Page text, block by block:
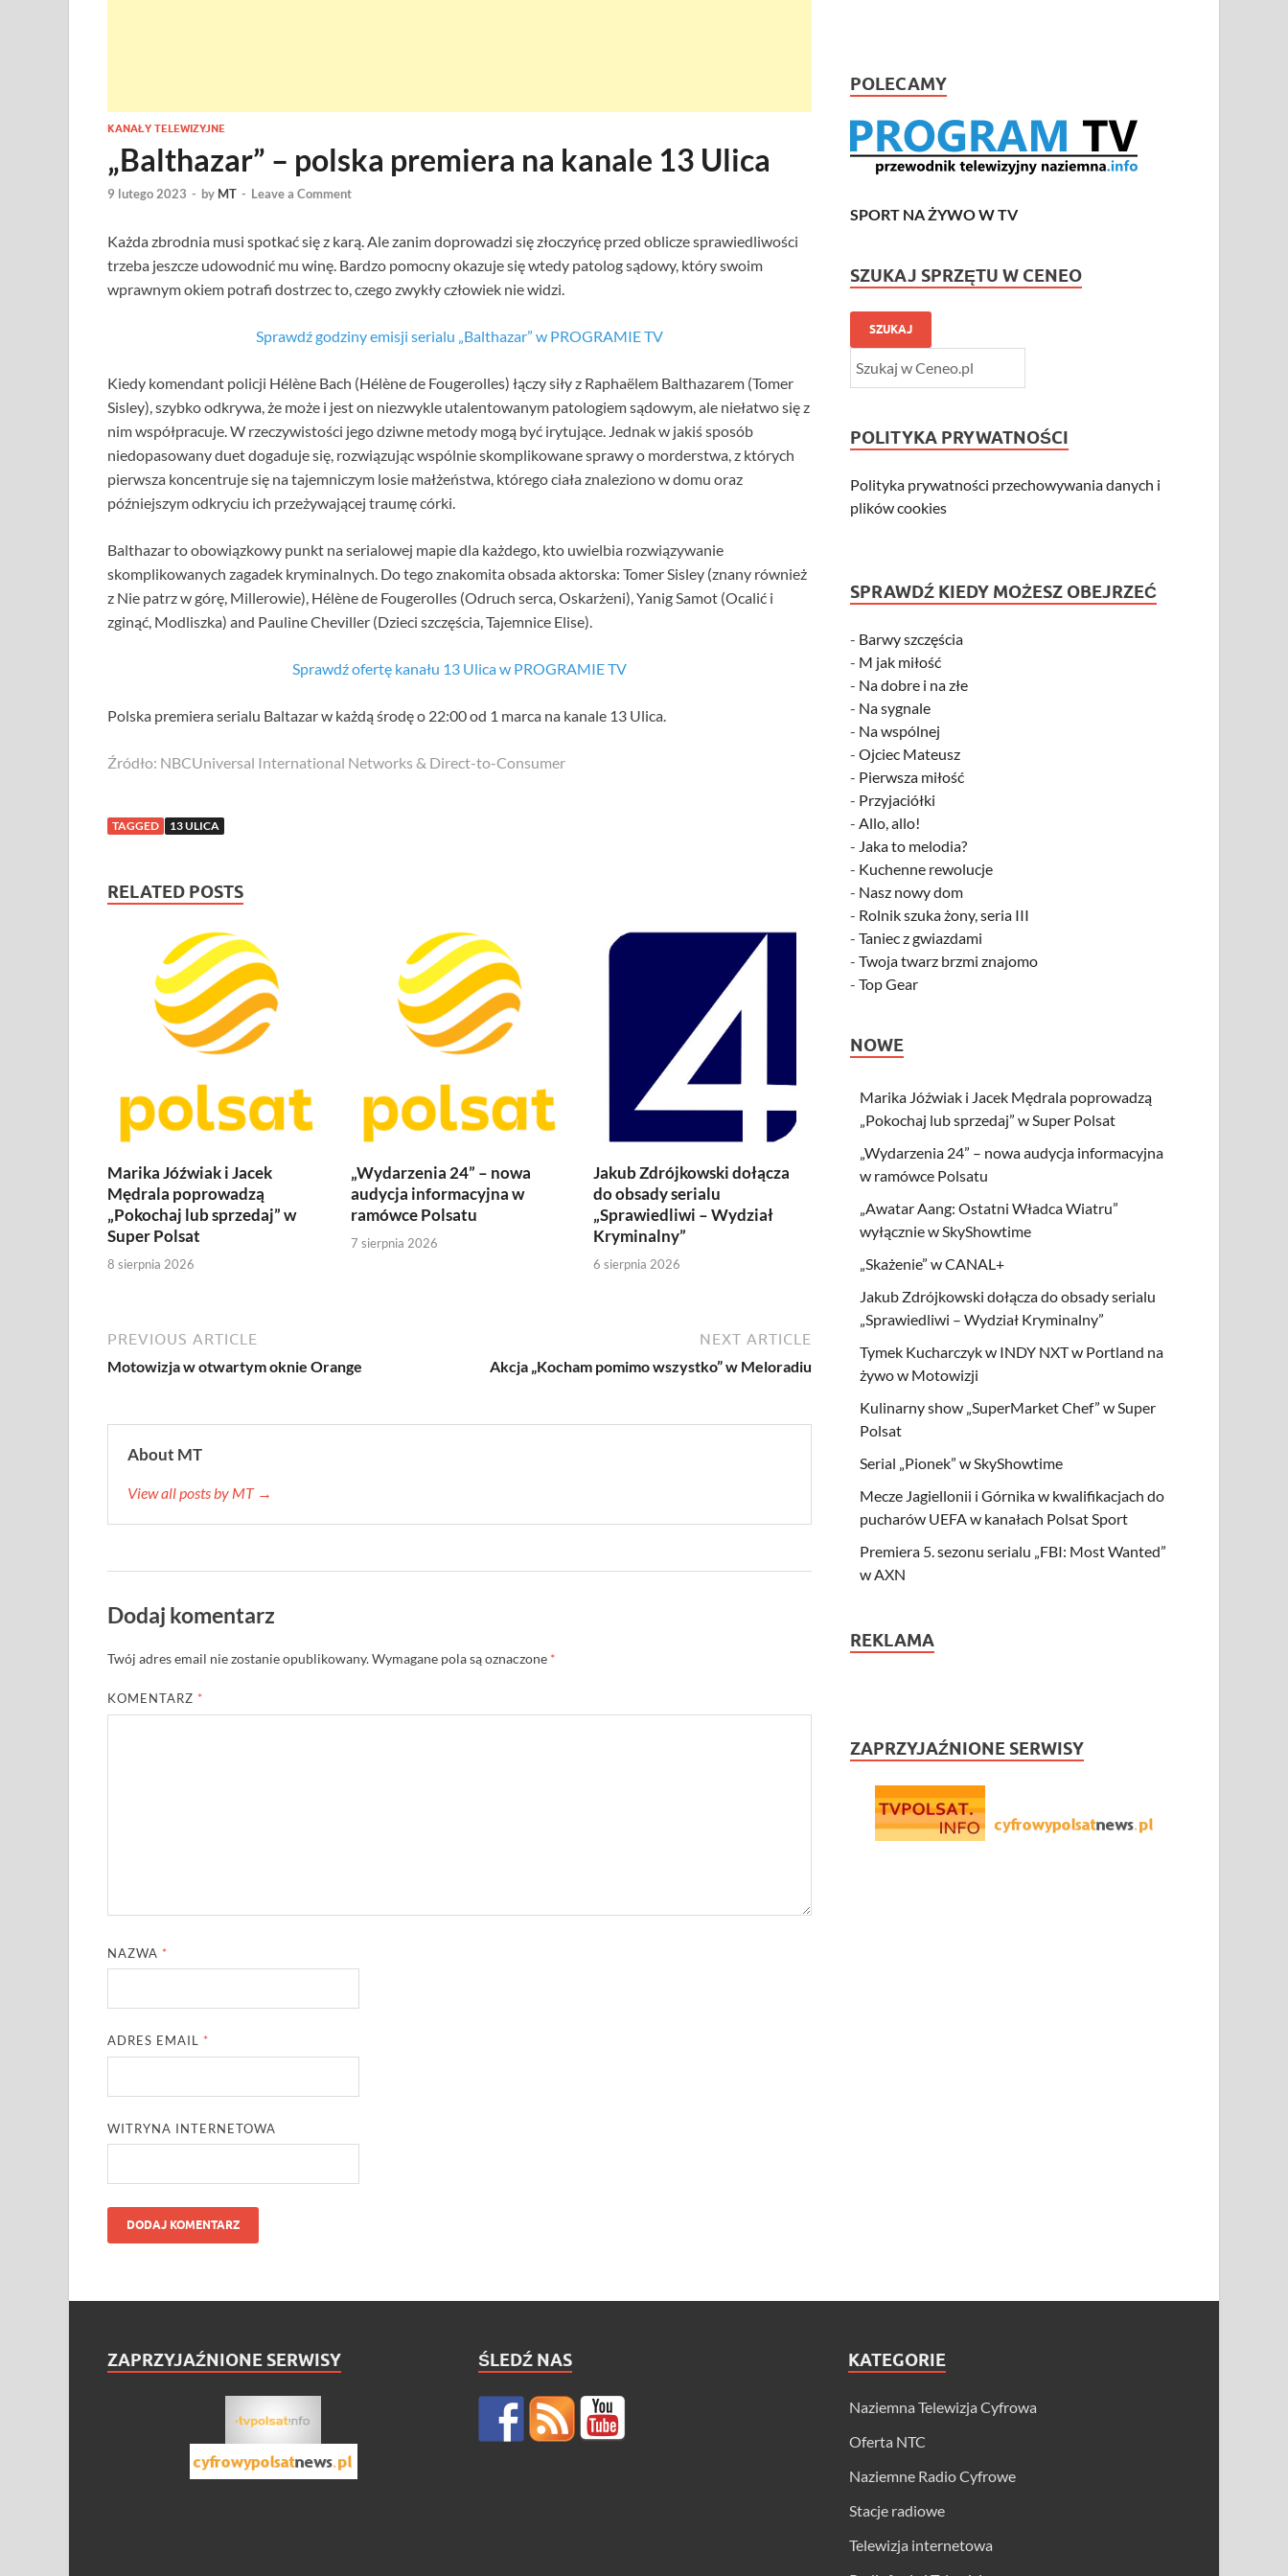
KANAŁY TELEWIZYJNE
„Balthazar” – polska premiera na kanale 13 Ulica
9 lutego 2023 - by MT - Leave a Comment
Każda zbrodnia musi spotkać się z karą. Ale zanim doprowadzi się złoczyńcę przed oblicze sprawiedliwości
trzeba jeszcze udowodnić mu winę. Bardzo pomocny okazuje się wtedy patolog sądowy, który swoim
wprawnym okiem potrafi dostrzec to, czego zwykły człowiek nie widzi.
Sprawdź godziny emisji serialu „Balthazar” w PROGRAMIE TV
Kiedy komendant policji Hélène Bach (Hélène de Fougerolles) łączy siły z Raphaëlem Balthazarem (Tomer
Sisley), szybko odkrywa, że może i jest on niezwykle utalentowanym patologiem sądowym, ale niełatwo się z
nim współpracuje. W rzeczywistości jego dziwne metody mogą być irytujące. Jednak w jakiś sposób
niedopasowany duet dogaduje się, rozwiązując wspólnie skomplikowane sprawy o morderstwa, z których
pierwsza koncentruje się na tajemniczym losie małżeństwa, którego ciała znaleziono w domu oraz
późniejszym odkryciu ich przeżywającej traumę córki.
Balthazar to obowiązkowy punkt na serialowej mapie dla każdego, kto uwielbia rozwiązywanie
skomplikowanych zagadek kryminalnych. Do tego znakomita obsada aktorska: Tomer Sisley (znany również
z Nie patrz w górę, Millerowie), Hélène de Fougerolles (Odruch serca, Oskarżeni), Yanig Samot (Ocalić i
zginąć, Modliszka) and Pauline Cheviller (Dzieci szczęścia, Tajemnice Elise).
Sprawdź ofertę kanału 13 Ulica w PROGRAMIE TV
Polska premiera serialu Baltazar w każdą środę o 22:00 od 1 marca na kanale 13 Ulica.
Źródło: NBCUniversal International Networks & Direct-to-Consumer
TAGGED 13 ULICA
RELATED POSTS
Marika Jóźwiak i Jacek
Mędrala poprowadzą
„Pokochaj lub sprzedaj” w
Super Polsat
8 sierpnia 2026
„Wydarzenia 24” – nowa
audycja informacyjna w
ramówce Polsatu
7 sierpnia 2026
Jakub Zdrójkowski dołącza
do obsady serialu
„Sprawiedliwi – Wydział
Kryminalny”
6 sierpnia 2026
PREVIOUS ARTICLE
Motowizja w otwartym oknie Orange
NEXT ARTICLE
Akcja „Kocham pomimo wszystko” w Meloradiu
About MT
View all posts by MT →
Dodaj komentarz
Twój adres email nie zostanie opublikowany.Wymagane pola są oznaczone *
KOMENTARZ *
NAZWA *
ADRES EMAIL *
WITRYNA INTERNETOWA
POLECAMY
SPORT NA ŻYWO W TV
SZUKAJ SPRZĘTU W CENEO
SZUKAJ
POLITYKA PRYWATNOŚCI
Polityka prywatności przechowywania danych i
plików cookies
SPRAWDŹ KIEDY MOŻESZ OBEJRZEĆ
- Barwy szczęścia
- M jak miłość
- Na dobre i na złe
- Na sygnale
- Na wspólnej
-Ojciec Mateusz
- Pierwsza miłość
- Przyjaciółki
-Allo, allo!
- Jaka to melodia?
- Kuchenne rewolucje
- Nasz nowy dom
- Rolnik szuka żony, seria III
-Taniec z gwiazdami
-Twoja twarz brzmi znajomo
-Top Gear
NOWE
Marika Jóźwiak i Jacek Mędrala poprowadzą
„Pokochaj lub sprzedaj” w Super Polsat
„Wydarzenia 24” – nowa audycja informacyjna
w ramówce Polsatu
„Awatar Aang: Ostatni Władca Wiatru”
wyłącznie w SkyShowtime
„Skażenie” w CANAL+
Jakub Zdrójkowski dołącza do obsady serialu
„Sprawiedliwi – Wydział Kryminalny”
Tymek Kucharczyk w INDY NXT w Portland na
żywo w Motowizji
Kulinarny show „SuperMarket Chef” w Super
Polsat
Serial „Pionek” w SkyShowtime
Mecze Jagiellonii i Górnika w kwalifikacjach do
pucharów UEFA w kanałach Polsat Sport
Premiera 5. sezonu serialu „FBI: Most Wanted”
w AXN
REKLAMA
ZAPRZYJAŹNIONE SERWISY
ZAPRZYJAŹNIONE SERWISY ŚLEDŹ NAS KATEGORIE
Naziemna Telewizja Cyfrowa
Oferta NTC
Naziemne Radio Cyfrowe
Stacje radiowe
Telewizja internetowa